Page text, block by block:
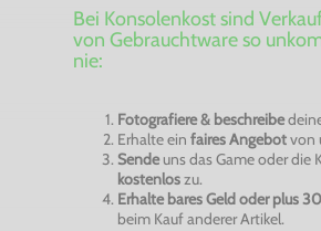
Bei Konsolenkost sind
von Gebrauchtware so
nie:
Fotografiere & beschreibe
Erhalte ein faires Angebotvon
Sendeuns das Game oder die
kostenloszu.
Erhalte bares Geld oder plus
beim Kauf anderer Artikel.